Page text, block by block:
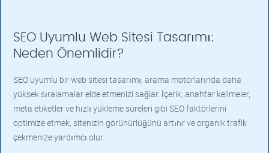
SEO Uyumlu Web Sitesi Tasarımı:
Neden Önemlidir?
SEO uyumlu bir web sitesi tasarımı, arama motorlarında daha
yüksek sıralamalar elde etmenizi sağlar. İçerik, anahtar kelimeler,
meta etiketler ve hızlı yükleme süreleri gibi SEO faktörlerini
optimize etmek, sitenizin görünürlüğünü artırır ve organik trafik
çekmenize yardımcı olur.